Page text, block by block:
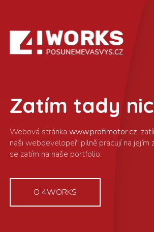
Zatím tady nic
www.profimotor.cz
O 4WORKS